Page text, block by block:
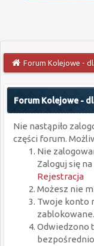
Forum Kolejowe -
Forum Kolejowe -
Nie nastąpiło
części forum.
Nie
Zaloguj się
Rejestracja
Możesz nie
Twoje konto
zablokowane.
Odwiedzono